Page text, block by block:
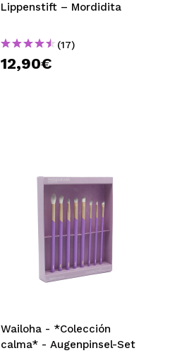
Lippenstift – Mordidita
(17)
12,90€
Wailoha - *Colección
calma* - Augenpinsel-Set